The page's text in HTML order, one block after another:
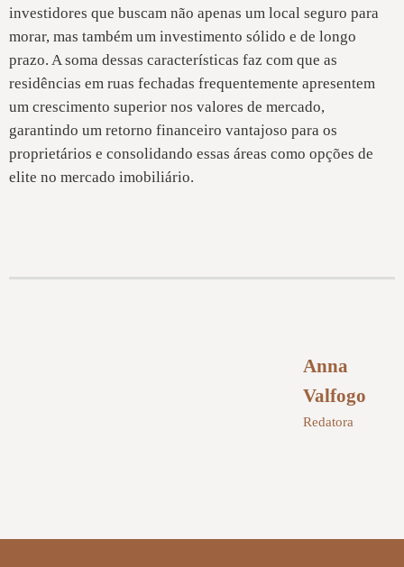
investidores que buscam não apenas um local seguro para
morar, mas também um investimento sólido e de longo
prazo. A soma dessas características faz com que as
residências em ruas fechadas frequentemente apresentem
um crescimento superior nos valores de mercado,
garantindo um retorno financeiro vantajoso para os
proprietários e consolidando essas áreas como opções de
elite no mercado imobiliário.
Anna
Valfogo
Redatora